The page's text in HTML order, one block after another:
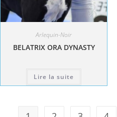
Arlequin-Noir
BELATRIX ORA DYNASTY
Lire la suite